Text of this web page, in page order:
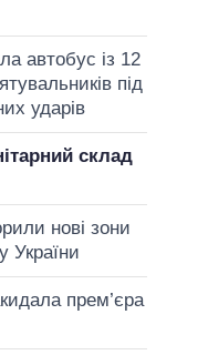
автобус із 12
під
ударів
склад
нові зони
України
прем’єра